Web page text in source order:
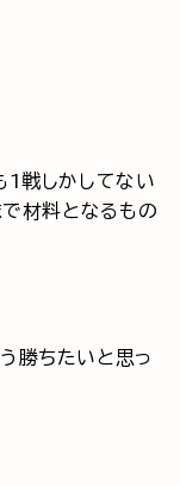
1戦しかしてない
で材料となるもの
勝ちたいと思っ